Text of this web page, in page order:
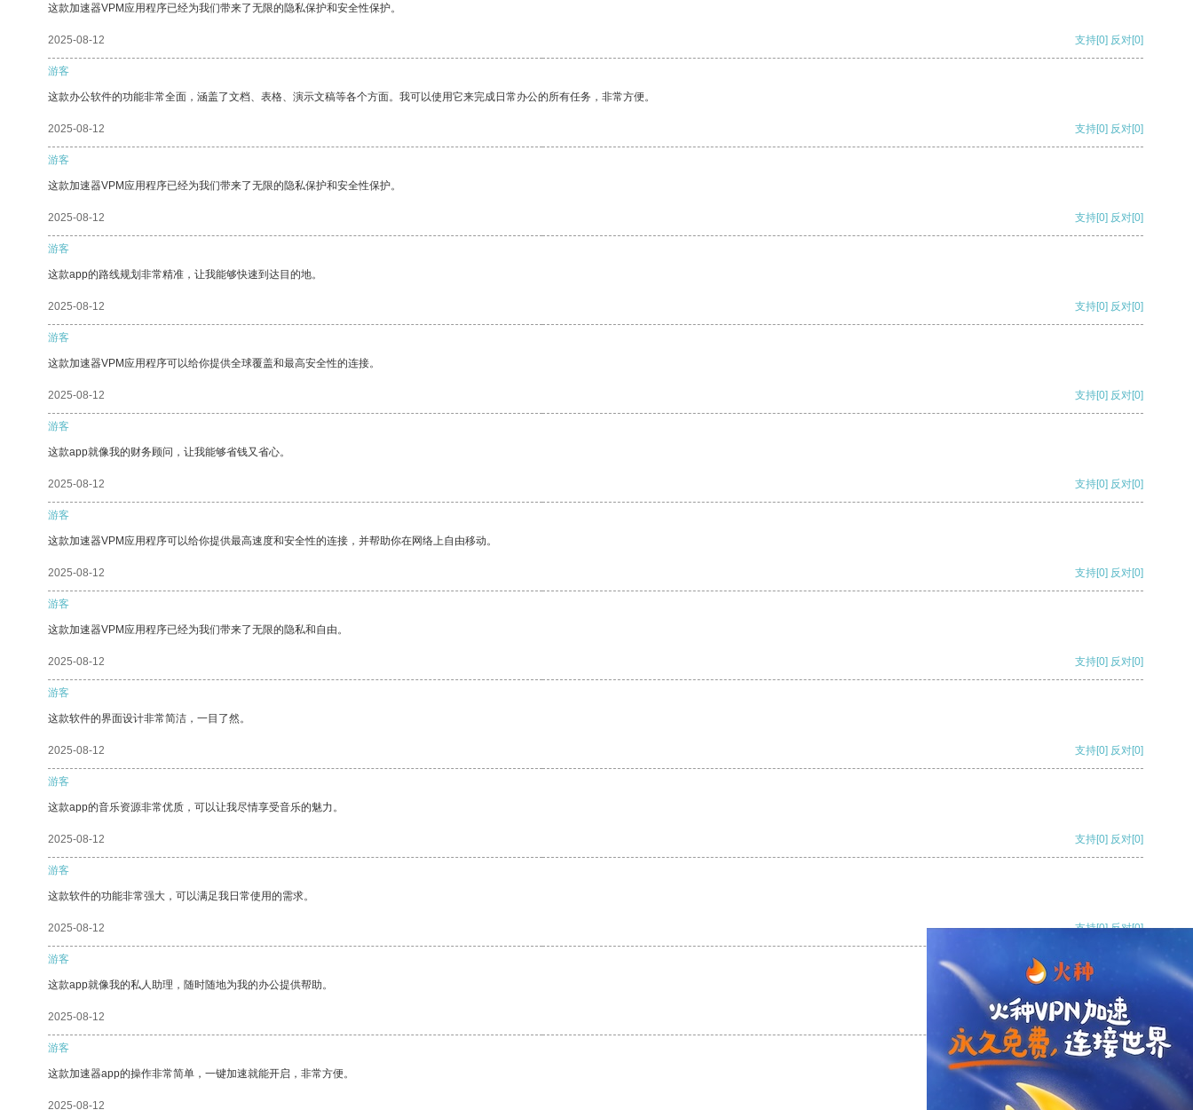
这款加速器VPM应用程序已经为我们带来了无限的隐私保护和安全性保护。
2025-08-12 支持[0] 反对[0]
游客
这款办公软件的功能非常全面，涵盖了文档、表格、演示文稿等各个方面。我可以使用它来完成日常办公的所有任务，非常方便。
2025-08-12 支持[0] 反对[0]
游客
这款加速器VPM应用程序已经为我们带来了无限的隐私保护和安全性保护。
2025-08-12 支持[0] 反对[0]
游客
这款app的路线规划非常精准，让我能够快速到达目的地。
2025-08-12 支持[0] 反对[0]
游客
这款加速器VPM应用程序可以给你提供全球覆盖和最高安全性的连接。
2025-08-12 支持[0] 反对[0]
游客
这款app就像我的财务顾问，让我能够省钱又省心。
2025-08-12 支持[0] 反对[0]
游客
这款加速器VPM应用程序可以给你提供最高速度和安全性的连接，并帮助你在网络上自由移动。
2025-08-12 支持[0] 反对[0]
游客
这款加速器VPM应用程序已经为我们带来了无限的隐私和自由。
2025-08-12 支持[0] 反对[0]
游客
这款软件的界面设计非常简洁，一目了然。
2025-08-12 支持[0] 反对[0]
游客
这款app的音乐资源非常优质，可以让我尽情享受音乐的魅力。
2025-08-12 支持[0] 反对[0]
游客
这款软件的功能非常强大，可以满足我日常使用的需求。
2025-08-12 支持[0] 反对[0]
游客
这款app就像我的私人助理，随时随地为我的办公提供帮助。
2025-08-12 支持[0] 反对
游客
这款加速器app的操作非常简单，一键加速就能开启，非常方便。
2025-08-12 支持